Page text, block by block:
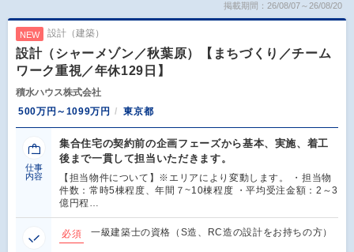
掲載期間：26/08/07～26/08/20
NEW 設計（建築）
設計（シャーメゾン／秋葉原）【まちづくり／チーム
ワーク重視／年休129日】
積水ハウス株式会社
500万円～1099万円
東京都
仕事
内容
集合住宅の契約前の企画フェーズから基本、実施、着工
後まで一貫して担当いただきます。
【担当物件について】※エリアにより変動します。 ・担当物
件数：常時5棟程度、年間７~10棟程度 ・平均受注金額：2～3
億円程…
必須 一級建築士の資格（S造、RC造の設計をお持ちの方）